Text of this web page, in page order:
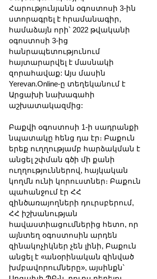
Հարությունյանն օգոստոսի 3-ին
ստորագրել է հրամանագիր,
համաձայն որի՝ 2022 թվականի
օգոստոսի 3-ից
հանրապետությունում
հայտարարվել է մասնակի
զորահավաք: Այս մասին
Yerevan.Online-ը տեղեկանում է
Արցախի նախագահի
աշխատակազմից:
Բաքվի օգոստոսի 1-ի սադրանքի
նպատակը հենց դա էր։ Բաքուն
երեք ուղղությամբ հարձակման է
անցել շփման գծի մի քանի
ուղղություններով, հայկական
կողմն ունի կորուստներ։ Բաքուն
պահանջում էր ՀՀ
զինծառայողների դուրսբերում,
ՀՀ իշխանության
հավաստիացումներից հետո, որ
այնտեղ օգոստոսին արդեն
զինակոչիկներ չեն լինի, Բաքուն
անցել է «անօրինական զինված
խմբավորումները», այսինքն՝